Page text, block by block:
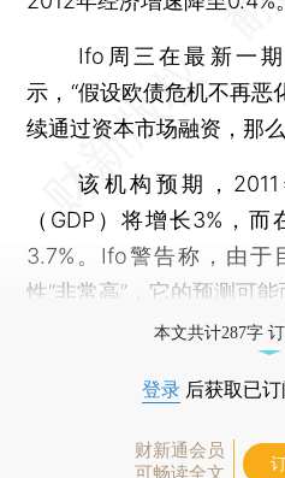
Ifo周三在最新一期
示，“假设欧债危机不再
续通过资本市场融资，那
该机构预期，2011
（GDP）将增长3%，
3.7%。Ifo警告称，由于
性“非常高”，它的预测可能
本文共计287字
登录 后获取已
财新通会员
可畅读全文